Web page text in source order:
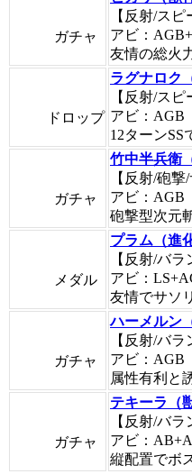
ガチャ
【反射/スピ
アビ：
友情の総火
ドロップ
ラグナロク
【反射/スピ
アビ：AGB
12ターンSS
ガチャ
竹中半兵衛
【反射/砲撃
アビ：AGB
砲撃型次元
メダル
プラム（進
【反射/バラ
アビ：
友情でサソ
ガチャ
ハーメルン
【反射/バラ
アビ：AGB
属性有利と
ガチャ
テキーラ（
【反射/バラ
アビ：
縦配置でボ